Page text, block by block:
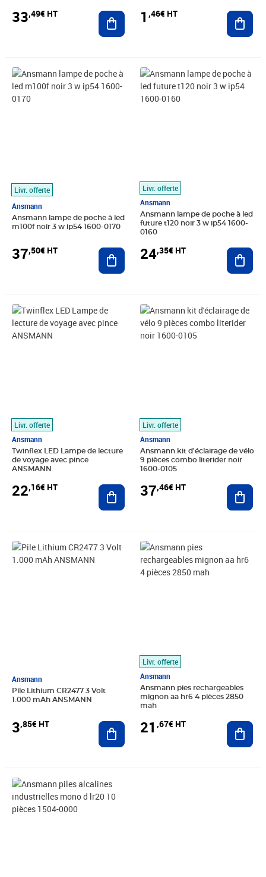
33,49€ HT Ajouter au panier
1 ,46€ HT
Livr. offerte
Ansmann
Ansmann lampe de poche à led
m100f noir 3 w ip54 1600-0170
37,50€ HT
Prix 37,50€ HT
Ajouter au panier
Livr. offerte
Ansmann
Ansmann lampe de poche à led
future t120 noir 3 w ip54 1600-
0160
24,35€ HT
Prix 24,35€ HT
Livr. offerte
Ansmann
Twinflex LED Lampe de lecture
de voyage avec pince
ANSMANN
22,16€ HT
Prix 22,16€ HT
Ajouter au panier
Livr. offerte
Ansmann
Ansmann kit d'éclairage de vélo
9 pièces combo literider noir
1600-0105
37,46€ HT
Prix 37,46€ HT
Ansmann
Pile Lithium CR2477 3 Volt
1.000 mAh ANSMANN
3,85€ HT
Prix 3,85€ HT
Ajouter au panier
Livr. offerte
Ansmann
Ansmann pies rechargeables
mignon aa hr6 4 pièces 2850
mah
21 ,67€ HT
Prix 21,67€ HT
Prix 20,80€ HT